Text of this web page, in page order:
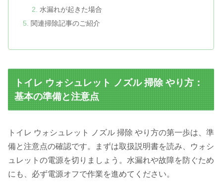
水漏れが起きた場合
関連掃除記事のご紹介
トイレ ウォシュレット ノズル 掃除 やり方：
基本の準備と注意点
トイレ ウォシュレット ノズル 掃除 やり方の第一歩は、準
備と注意点の確認です。まずは取扱説明書を読み、ウォシ
ュレットの電源を切りましょう。水漏れや故障を防ぐため
にも、必ず電源オフで作業を進めてください。